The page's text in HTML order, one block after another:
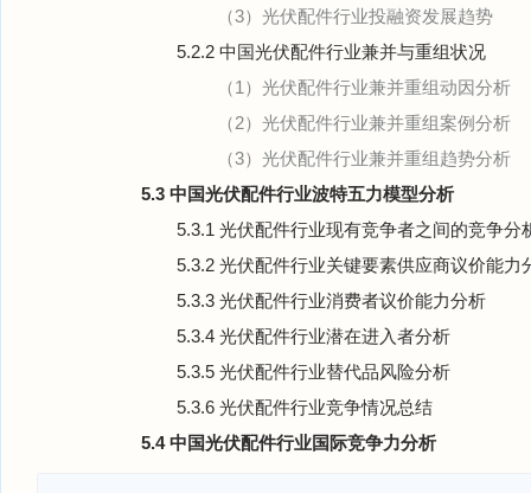
（3）光伏配件行业投融资发展趋势
5.2.2 中国光伏配件行业兼并与重组状况
（1）光伏配件行业兼并重组动因分析
（2）光伏配件行业兼并重组案例分析
（3）光伏配件行业兼并重组趋势分析
5.3 中国光伏配件行业波特五力模型分析
5.3.1 光伏配件行业现有竞争者之间的竞争分
5.3.2 光伏配件行业关键要素供应商议价能力
5.3.3 光伏配件行业消费者议价能力分析
5.3.4 光伏配件行业潜在进入者分析
5.3.5 光伏配件行业替代品风险分析
5.3.6 光伏配件行业竞争情况总结
5.4 中国光伏配件行业国际竞争力分析